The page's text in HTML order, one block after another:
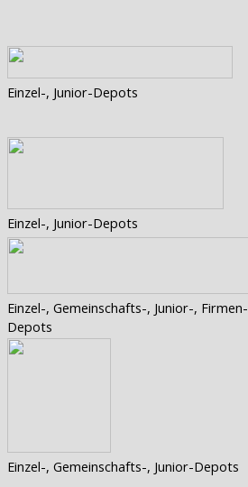
Einzel-, Junior-Depots
Einzel-, Junior-Depots
Einzel-, Gemeinschafts-, Junior-, Firmen-
Depots
Einzel-, Gemeinschafts-, Junior-Depots